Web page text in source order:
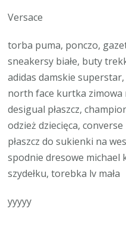
Versace
torba puma, ponczo,
sneakersy białe, buty
adidas damskie
north face kurtka zimowa
desigual płaszcz,
odzież dziecięca,
płaszcz do sukienki na
spodnie dresowe michael
szydełku, torebka lv mała
yyyyy